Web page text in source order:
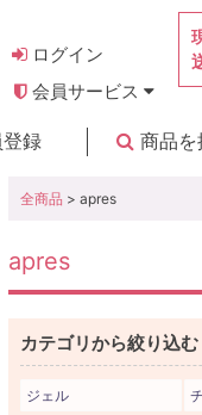
ログイン
会員サービス
録
商品を
全商品 > apres
apres
カテゴリから絞り込む
ジェル